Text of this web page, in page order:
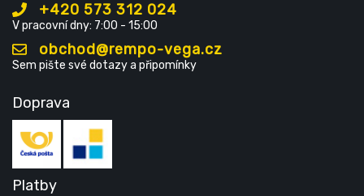
+420 573 312 024
V pracovní dny: 7:00 - 15:00
obchod@rempo-vega.cz
Sem pište své dotazy a připomínky
Doprava
Platby